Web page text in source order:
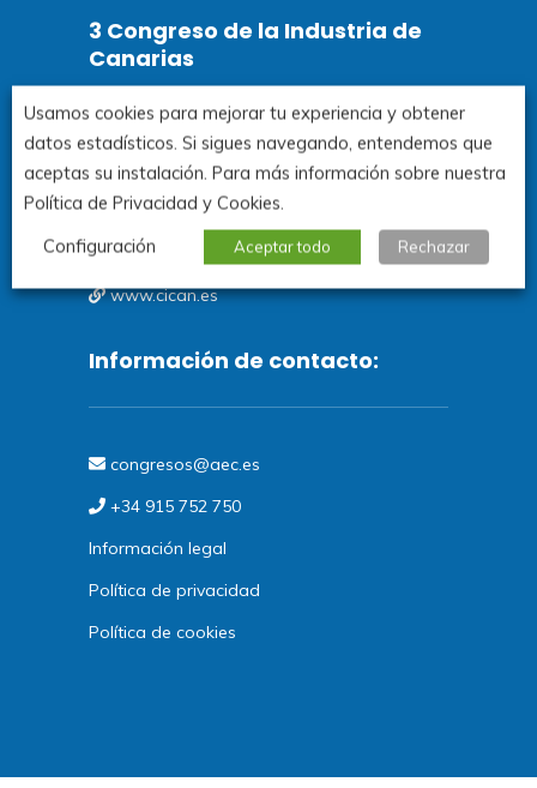
3 Congreso de la Industria de
Canarias
Santa Cruz de Tenerife.
3y 4 de noviembre de 2026
Comercio y Autónomos de Canarias
www.cican.es
Información de contacto:
congresos@aec.es
+34 915 752 750
Información legal
Política de privacidad
Política de cookies
Usamos cookies para mejorar tu experiencia y obtener
datos estadísticos. Si sigues navegando, entendemos que
aceptas su instalación. Para más información sobre nuestra
Política de Privacidad y Cookies.
Configuración
Aceptar todo Rechazar